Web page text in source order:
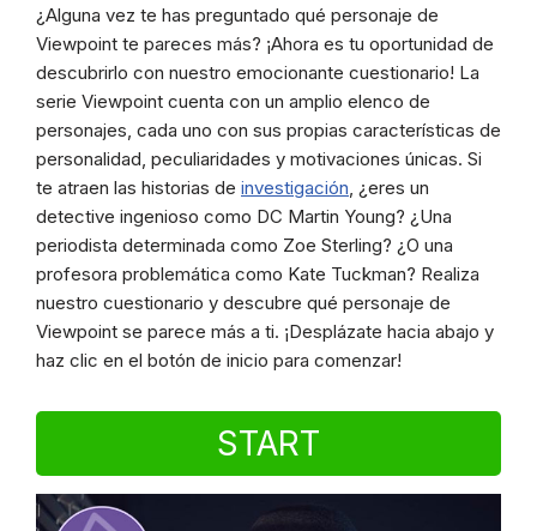
¿Alguna vez te has preguntado qué personaje de
Viewpoint te pareces más? ¡Ahora es tu oportunidad de
descubrirlo con nuestro emocionante cuestionario! La
serie Viewpoint cuenta con un amplio elenco de
personajes, cada uno con sus propias características de
personalidad, peculiaridades y motivaciones únicas. Si
te atraen las historias de investigación, ¿eres un
detective ingenioso como DC Martin Young? ¿Una
periodista determinada como Zoe Sterling? ¿O una
profesora problemática como Kate Tuckman? Realiza
nuestro cuestionario y descubre qué personaje de
Viewpoint se parece más a ti. ¡Desplázate hacia abajo y
haz clic en el botón de inicio para comenzar!
START